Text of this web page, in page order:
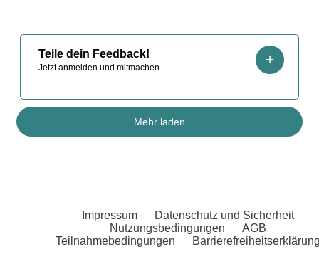
Teile dein Feedback!
Jetzt anmelden und mitmachen.
Mehr laden
Impressum
Datenschutz und Sicherheit
Nutzungsbedingungen
AGB
Teilnahmebedingungen